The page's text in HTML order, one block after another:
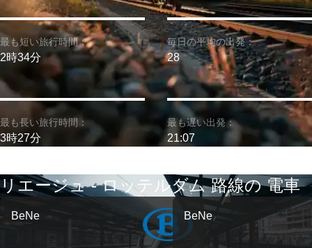
最も短い旅行時間：
2時34分
最も長い旅行時間：
3時27分
毎日の平均の出発：
28
最も遅い出発：
21:07
リエージュ - ロッテルダム 路線の 電車
BeNe BeNe